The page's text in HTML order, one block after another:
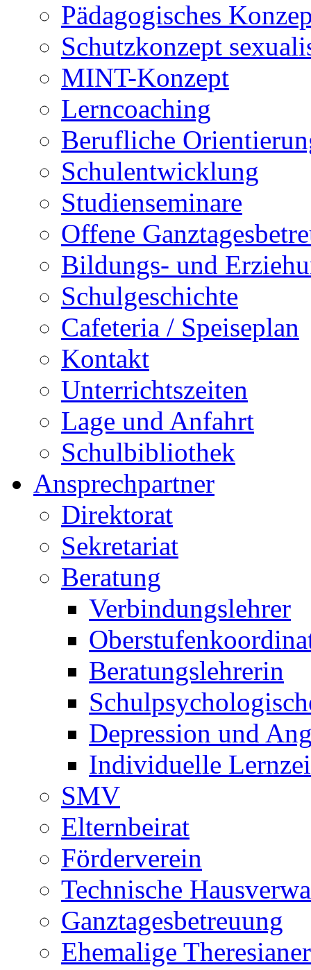
Pädagogisches
Schutzkonzept
MINT-Konzept
Lerncoaching
Berufliche
Schulentwicklung
Studienseminare
Offene
Bildungs- und
Schulgeschichte
Cafeteria / Speiseplan
Kontakt
Unterrichtszeiten
Lage und Anfahrt
Schulbibliothek
Ansprechpartner
Direktorat
Sekretariat
Beratung
Verbindungslehrer
Beratungslehrerin
Depression und
Individuelle
SMV
Elternbeirat
Förderverein
Technische
Ganztagesbetreuung
Ehemalige Theresianer